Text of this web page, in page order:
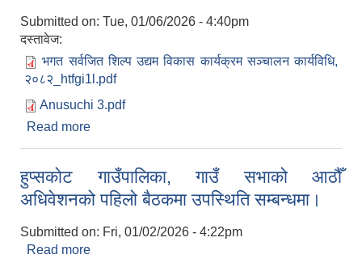
Submitted on: Tue, 01/06/2026 - 4:40pm
दस्तावेज:
भगत सर्वजित शिल्प उद्यम विकास कार्यक्रम सञ्चालन कार्यविधि,
२०८२_htfgi1l.pdf
Anusuchi 3.pdf
Read more
हुप्सकाेट गाउँपालिका, गाउँ सभाको आठौँ
अधिवेशनको पहिलो बैठकमा उपस्थिति सम्बन्धमा।
Submitted on: Fri, 01/02/2026 - 4:22pm
Read more